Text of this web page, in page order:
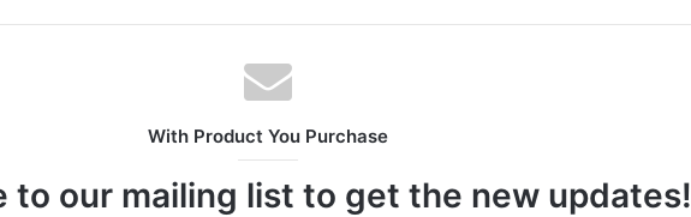
With Product You Purchase
to our mailing list to get the new updates!